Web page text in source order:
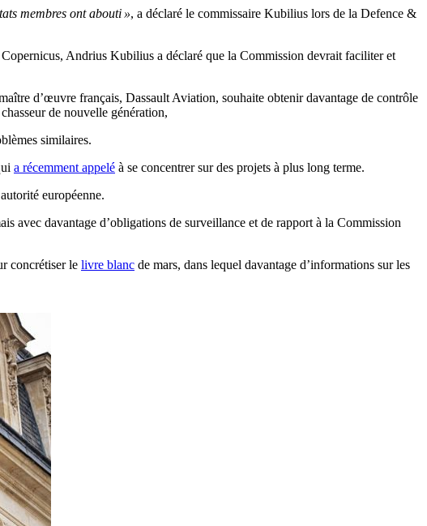
membres ont abouti », a déclaré le commissaire Kubilius lors de la Defence &
Andrius Kubilius a déclaré que la Commission devrait faciliter et
d’œuvre français, Dassault Aviation, souhaite obtenir davantage de contrôle
de nouvelle génération,
similaires.
a récemment appelé à se concentrer sur des projets à plus long terme.
européenne.
avec davantage d’obligations de surveillance et de rapport à la Commission
concrétiser le livre blanc de mars, dans lequel davantage d’informations sur les